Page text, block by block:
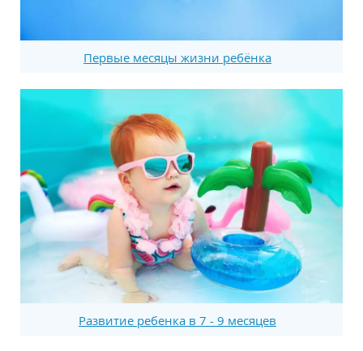
Первые месяцы жизни ребёнка
Развитие ребенка в 7 - 9 месяцев